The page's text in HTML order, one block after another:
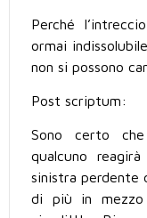
Perché
ormai
non si possono
Post scriptum:
Sono certo
qualcuno
sinistra perdente
di più in